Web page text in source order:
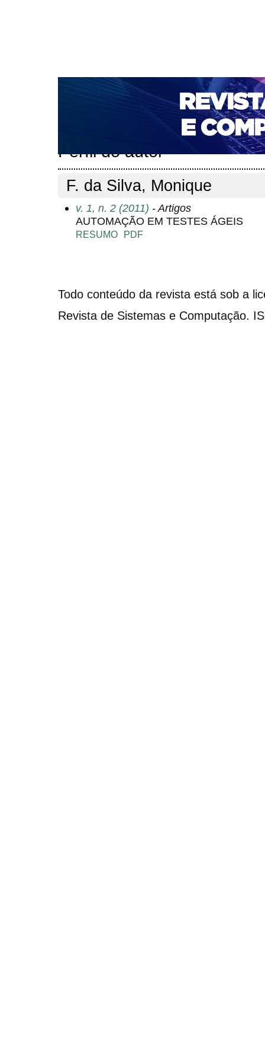
CAPA SOBRE ACESSO CADASTRO
NOTÍCIAS
PORTAL DE REVISTAS DA UNIFACS
PARA AVALIADORES
NOVA SUBMISSÃO
Perfil do autor
F. da Silva, Monique
v. 1, n. 2 (2011) - Artigos
AUTOMAÇÃO EM TESTES ÁGEIS
RESUMO PDF
Todo conteúdo da revista está sob a
Revista de Sistemas e Computação.